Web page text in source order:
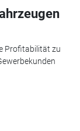
Profitabilität zu